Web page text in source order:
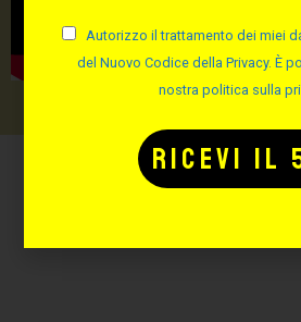
Autorizzo il trattamento dei miei
del Nuovo Codice della Privacy. È
nostra politica sulla